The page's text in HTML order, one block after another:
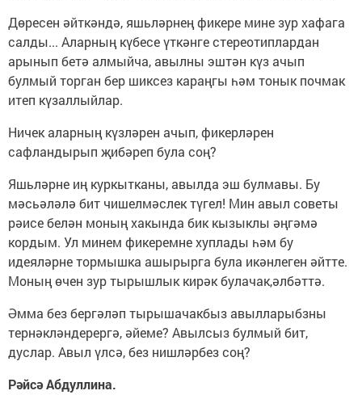
Дөресен әйткәндә, яшьләрнең фикере мине зур хафага
салды... Аларның күбесе үткәнге стереотиплардан
арынып бетә алмыйча, авылны эштән күз ачып
булмый торган бер шиксез караңгы һәм тонык почмак
итеп күзаллыйлар.
Ничек аларның күзләрен ачып, фикерләрен
сафландырып җибәреп була соң?
Яшьләрне иң куркытканы, авылда эш булмавы. Бу
мәсьәләлә бит чишелмәслек түгел! Мин авыл советы
рәисе белән моның хакында бик кызыклы әңгәмә
кордым. Ул минем фикеремне хуплады һәм бу
идеяләрне тормышка ашырырга була икәнлеген әйтте.
Моның өчен зур тырышлык кирәк булачак,әлбәттә.
Әмма без бергәләп тырышачакбыз авылларыбзны
тернәкләндерергә, әйеме? Авылсыз булмый бит,
дуслар. Авыл үлсә, без нишләрбез соң?
Рәйсә Абдуллина.